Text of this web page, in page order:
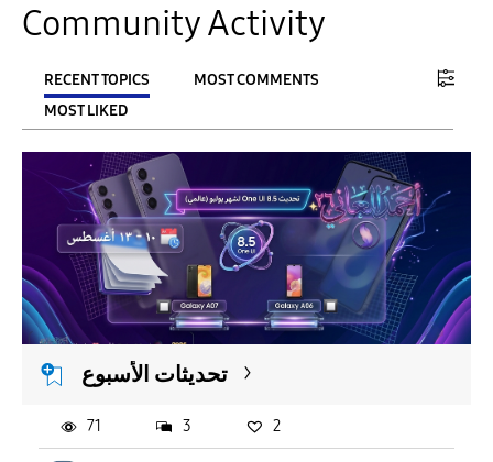
Community Activity
RECENT TOPICS
MOST COMMENTS
MOST LIKED
FILTER:
From
To
APPLY
تحديثات الأسبوع
71 3 2